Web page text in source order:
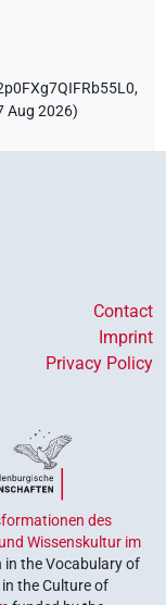
Aug 2026)
Contact
Imprint
Privacy Policy
des
Wissenskultur im
the Vocabulary of
the Culture of